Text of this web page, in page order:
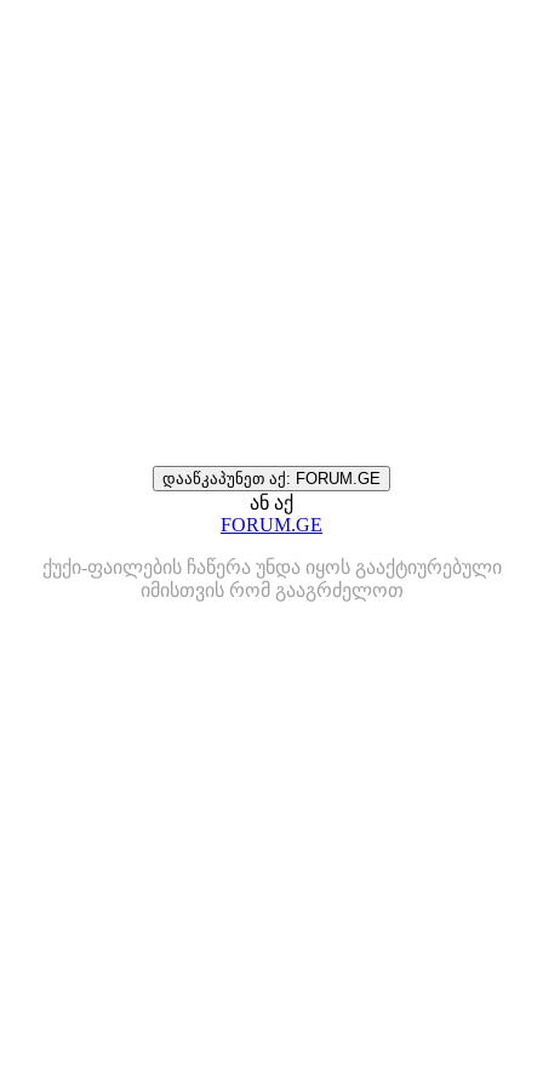
დააწკაპუნეთ აქ: FORUM.GE
ან აქ
FORUM.GE
ქუქი-ფაილების ჩაწერა უნდა იყოს გააქტიურებული
იმისთვის რომ გააგრძელოთ